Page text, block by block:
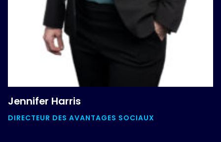
Jennifer Harris
DIRECTEUR DES AVANTAGES SOCIAUX